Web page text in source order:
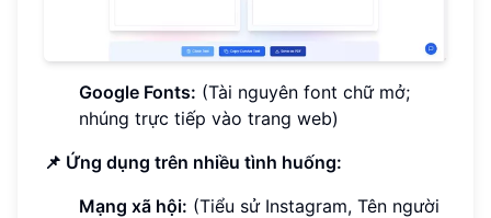
Google Fonts: (Tài nguyên font chữ mở;
nhúng trực tiếp vào trang web)
📌 Ứng dụng trên nhiều tình huống:
Mạng xã hội: (Tiểu sử Instagram, Tên người